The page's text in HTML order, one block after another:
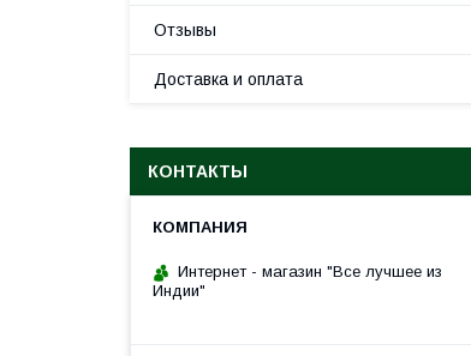
Отзывы
Доставка и оплата
КОНТАКТЫ
Интернет - магазин "Все лучшее из
Индии"